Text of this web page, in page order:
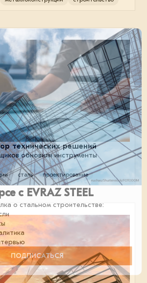
технических решений
обновили инструменты
сталь проектирование
с EVRAZ STEEL
о стальном строительстве:
ПОДПИСАТЬСЯ